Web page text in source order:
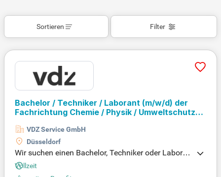
Filter
Sortieren
Bachelor / Techniker / Laborant (m/w/d) der
Fachrichtung Chemie / Physik / Umweltschutz
VDZ Service GmbH
Düsseldorf
Wir suchen einen Bachelor, Techniker oder Laboran
ten (m/w/d) im Bereich Chemie, Physik oder Umwe
ltschutz. Ihre Hauptaufgaben umfassen die Durchf
Vollzeit